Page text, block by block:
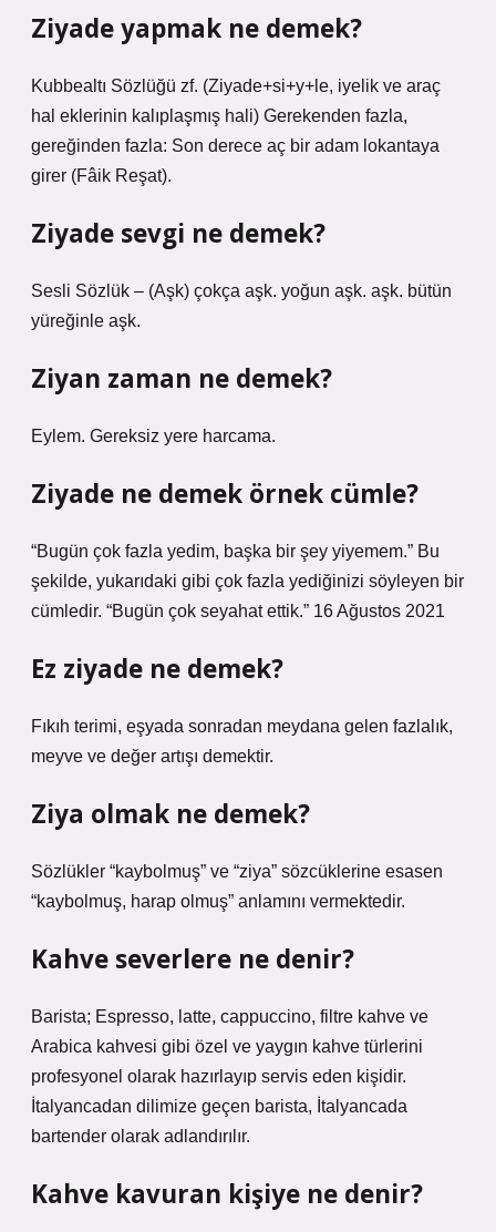
Ziyade yapmak ne demek?
Kubbealtı Sözlüğü zf. (Ziyade+si+y+le, iyelik ve araç
hal eklerinin kalıplaşmış hali) Gerekenden fazla,
gereğinden fazla: Son derece aç bir adam lokantaya
girer (Fâik Reşat).
Ziyade sevgi ne demek?
Sesli Sözlük – (Aşk) çokça aşk. yoğun aşk. aşk. bütün
yüreğinle aşk.
Ziyan zaman ne demek?
Eylem. Gereksiz yere harcama.
Ziyade ne demek örnek cümle?
“Bugün çok fazla yedim, başka bir şey yiyemem.” Bu
şekilde, yukarıdaki gibi çok fazla yediğinizi söyleyen bir
cümledir. “Bugün çok seyahat ettik.” 16 Ağustos 2021
Ez ziyade ne demek?
Fıkıh terimi, eşyada sonradan meydana gelen fazlalık,
meyve ve değer artışı demektir.
Ziya olmak ne demek?
Sözlükler “kaybolmuş” ve “ziya” sözcüklerine esasen
“kaybolmuş, harap olmuş” anlamını vermektedir.
Kahve severlere ne denir?
Barista; Espresso, latte, cappuccino, filtre kahve ve
Arabica kahvesi gibi özel ve yaygın kahve türlerini
profesyonel olarak hazırlayıp servis eden kişidir.
İtalyancadan dilimize geçen barista, İtalyancada
bartender olarak adlandırılır.
Kahve kavuran kişiye ne denir?